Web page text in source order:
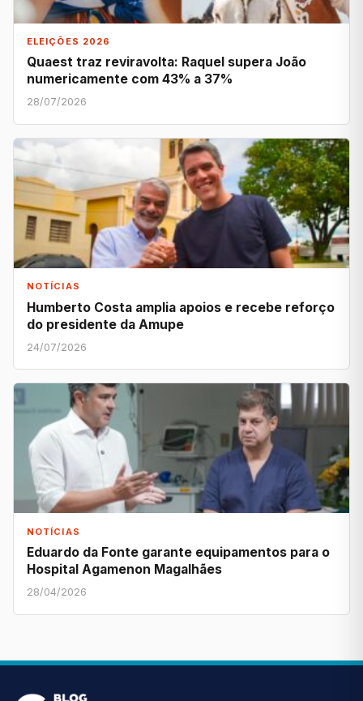
ELEIÇÕES 2026
Quaest traz reviravolta: Raquel supera João
numericamente com 43% a 37%
28/07/2026
NOTÍCIAS
Humberto Costa amplia apoios e recebe reforço
do presidente da Amupe
24/07/2026
NOTÍCIAS
Eduardo da Fonte garante equipamentos para o
Hospital Agamenon Magalhães
28/04/2026